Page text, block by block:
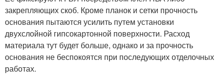
закрепляющих скоб. Кроме планок и сетки прочность
основания пытаются усилить путем установки
двухслойной гипсокартонной поверхности. Расход
материала тут будет больше, однако и за прочность
основания не беспокоятся при последующих отделочных
работах.